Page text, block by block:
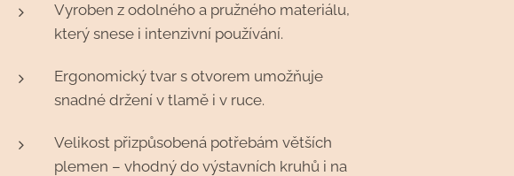
Vyroben z odolného a pružného materiálu,
který snese i intenzivní používání.
Ergonomický tvar s otvorem umožňuje
snadné držení v tlamě i v ruce.
Velikost přizpůsobená potřebám větších
plemen – vhodný do výstavních kruhů i na